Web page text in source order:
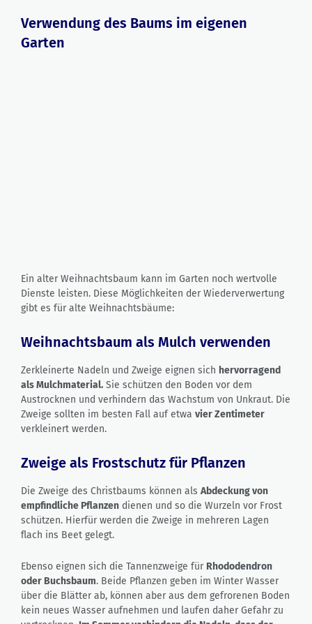
Verwendung des Baums im eigenen
Garten
Ein alter Weihnachtsbaum kann im Garten noch wertvolle
Dienste leisten. Diese Möglichkeiten der Wiederverwertung
gibt es für alte Weihnachtsbäume:
Weihnachtsbaum als Mulch verwenden
Zerkleinerte Nadeln und Zweige eignen sich hervorragend
als Mulchmaterial. Sie schützen den Boden vor dem
Austrocknen und verhindern das Wachstum von Unkraut. Die
Zweige sollten im besten Fall auf etwa vier Zentimeter
verkleinert werden.
Zweige als Frostschutz für Pflanzen
Die Zweige des Christbaums können als Abdeckung von
empfindliche Pflanzen dienen und so die Wurzeln vor Frost
schützen. Hierfür werden die Zweige in mehreren Lagen
flach ins Beet gelegt.
Ebenso eignen sich die Tannenzweige für Rhododendron
oder Buchsbaum. Beide Pflanzen geben im Winter Wasser
über die Blätter ab, können aber aus dem gefrorenen Boden
kein neues Wasser aufnehmen und laufen daher Gefahr zu